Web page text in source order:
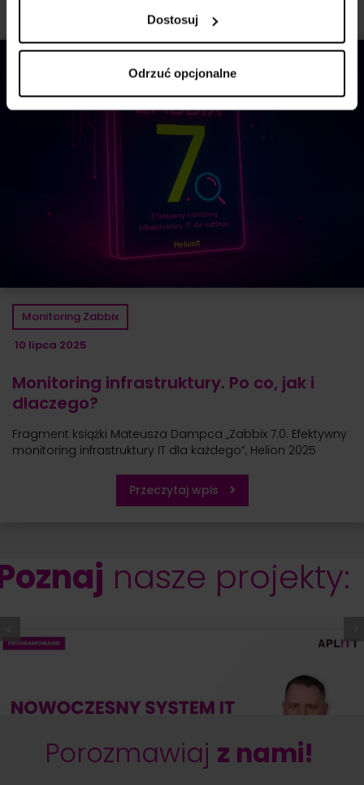
Dostosuj
Odrzuć opcjonalne
Monitoring Zabbix
10 lipca 2025
Monitoring infrastruktury. Po co, jak i
dlaczego?
Fragment książki Mateusza Dampca „Zabbix 7.0. Efektywny
monitoring infrastruktury IT dla każdego”, Helion 2025
Przeczytaj wpis
nasze projekty:
Porozmawiaj z nami!